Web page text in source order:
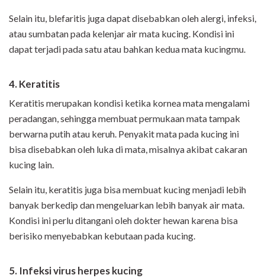
Selain itu, blefaritis juga dapat disebabkan oleh alergi, infeksi,
atau sumbatan pada kelenjar air mata kucing. Kondisi ini
dapat terjadi pada satu atau bahkan kedua mata kucingmu.
4. Keratitis
Keratitis merupakan kondisi ketika kornea mata mengalami
peradangan, sehingga membuat permukaan mata tampak
berwarna putih atau keruh. Penyakit mata pada kucing ini
bisa disebabkan oleh luka di mata, misalnya akibat cakaran
kucing lain.
Selain itu, keratitis juga bisa membuat kucing menjadi lebih
banyak berkedip dan mengeluarkan lebih banyak air mata.
Kondisi ini perlu ditangani oleh dokter hewan karena bisa
berisiko menyebabkan kebutaan pada kucing.
5. Infeksi virus herpes kucing